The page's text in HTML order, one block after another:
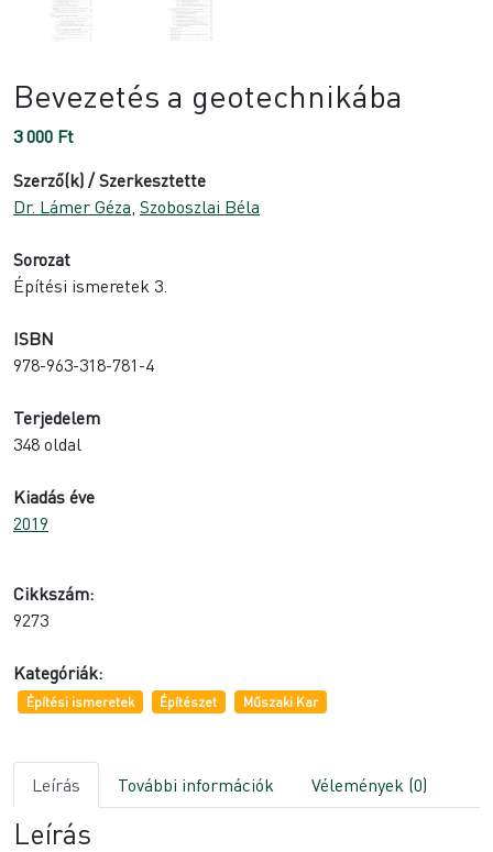
Bevezetés a geotechnikába
3 000 Ft
Szerző(k) / Szerkesztette
Dr. Lámer Géza, Szoboszlai Béla
Sorozat
Építési ismeretek 3.
ISBN
978-963-318-781-4
Terjedelem
348 oldal
Kiadás éve
2019
Cikkszám:
9273
Kategóriák:
Építési ismeretek Építészet Műszaki Kar
Leírás További információk Vélemények (0)
Leírás